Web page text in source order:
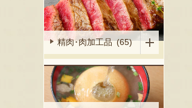
精肉･肉加工品 (65)